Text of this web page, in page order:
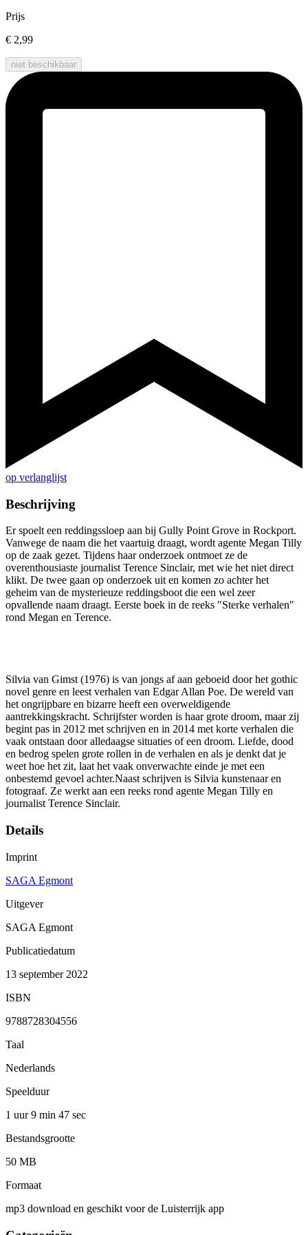
Prijs
€ 2,99
niet beschikbaar
op verlanglijst
Beschrijving
Er spoelt een reddingssloep aan bij Gully Point Grove in Rockport.
Vanwege de naam die het vaartuig draagt, wordt agente Megan Tilly
op de zaak gezet. Tijdens haar onderzoek ontmoet ze de
overenthousiaste journalist Terence Sinclair, met wie het niet direct
klikt. De twee gaan op onderzoek uit en komen zo achter het
geheim van de mysterieuze reddingsboot die een wel zeer
opvallende naam draagt. Eerste boek in de reeks "Sterke verhalen"
rond Megan en Terence.
Silvia van Gimst (1976) is van jongs af aan geboeid door het gothic
novel genre en leest verhalen van Edgar Allan Poe. De wereld van
het ongrijpbare en bizarre heeft een overweldigende
aantrekkingskracht. Schrijfster worden is haar grote droom, maar zij
begint pas in 2012 met schrijven en in 2014 met korte verhalen die
vaak ontstaan door alledaagse situaties of een droom. Liefde, dood
en bedrog spelen grote rollen in de verhalen en als je denkt dat je
weet hoe het zit, laat het vaak onverwachte einde je met een
onbestemd gevoel achter.Naast schrijven is Silvia kunstenaar en
fotograaf. Ze werkt aan een reeks rond agente Megan Tilly en
journalist Terence Sinclair.
Details
Imprint
SAGA Egmont
Uitgever
SAGA Egmont
Publicatiedatum
13 september 2022
ISBN
9788728304556
Taal
Nederlands
Speelduur
1 uur 9 min 47 sec
Bestandsgrootte
50 MB
Formaat
mp3 download en geschikt voor de Luisterrijk app